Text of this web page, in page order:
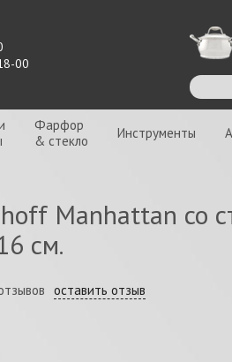
00
Фарфор
& стекло
Инструменты
Manhattan со
см.
оставить отзыв